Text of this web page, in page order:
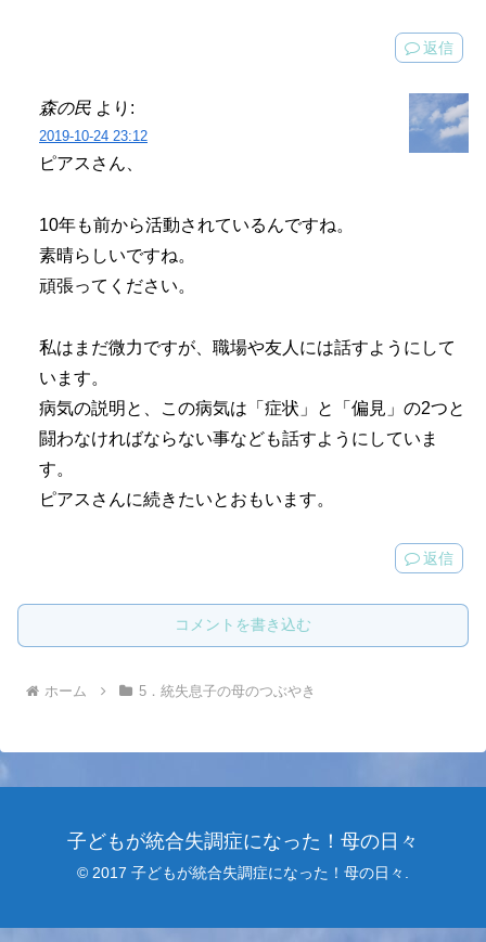
返信
森の民 より:
2019-10-24 23:12
ピアスさん、
10年も前から活動されているんですね。
素晴らしいですね。
頑張ってください。
私はまだ微力ですが、職場や友人には話すようにして
います。
病気の説明と、この病気は「症状」と「偏見」の2つと
闘わなければならない事なども話すようにしていま
す。
ピアスさんに続きたいとおもいます。
返信
コメントを書き込む
ホーム 5．統失息子の母のつぶやき
子どもが統合失調症になった！母の日々
© 2017 子どもが統合失調症になった！母の日々.